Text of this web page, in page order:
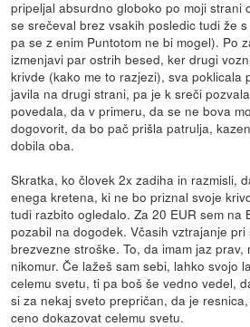
pripeljal absurdno globoko po moji strani
se srečeval brez vsakih posledic tudi že
pa se z enim Puntotom ne bi mogel). Po
izmenjavi par ostrih besed, ker drugi
krivde (kako me to razjezi), sva poklicala
javila na drugi strani, pa je k sreči
povedala, da v primeru, da se ne bova
dogovorit, da bo pač prišla patrulja,
dobila oba.
Skratka, ko človek 2x zadiha in razmisli,
enega kretena, ki ne bo priznal svoje
tudi razbito ogledalo. Za 20 EUR sem na
pozabil na dogodek. Včasih vztrajanje
brezvezne stroške. To, da imam jaz
nikomur. Če lažeš sam sebi, lahko svojo
celemu svetu, ti pa boš še vedno vedel,
si za nekaj sveto prepričan, da je
ceno dokazovat celemu svetu.